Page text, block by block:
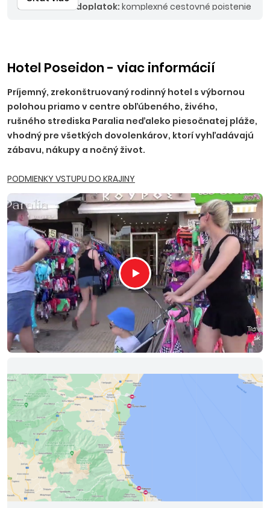
Odporúčaný doplatok: komplexné cestovné poistenie
polpenzia 320 EUR/osoba, 12x polpenzia 425 EUR/ osoba,
7x večera 170 EUR/osoba, 7x polpenzia 255 EUR/osoba.
Hotel Poseidon - viac informácií
Príjemný, zrekonštruovaný rodinný hotel s výbornou
polohou priamo v centre obľúbeného, živého,
rušného strediska Paralia neďaleko piesočnatej pláže,
vhodný pre všetkých dovolenkárov, ktorí vyhľadávajú
zábavu, nákupy a nočný život.
PODMIENKY VSTUPU DO KRAJINY